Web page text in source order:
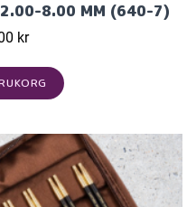
2.00-8.00 MM (640-7)
kr